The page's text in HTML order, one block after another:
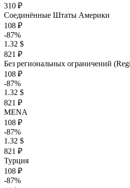
310 ₽
Соединённые Штаты Америки
108 ₽
-87%
1.32 $
821 ₽
Без региональных ограничений
108 ₽
-87%
1.32 $
821 ₽
MENA
108 ₽
-87%
1.32 $
821 ₽
Турция
108 ₽
-87%